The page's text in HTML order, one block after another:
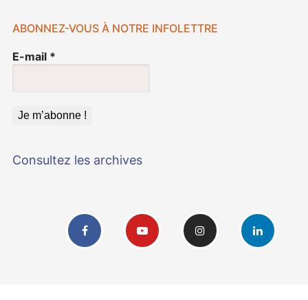
ABONNEZ-VOUS À NOTRE INFOLETTRE
E-mail *
Consultez les archives